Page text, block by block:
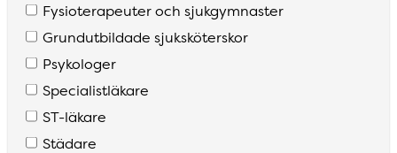
Fysioterapeuter och sjukgymnaster
Grundutbildade sjuksköterskor
Psykologer
Specialistläkare
S­T­-läkare
Städare